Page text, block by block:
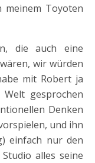
Toyoten
die auch eine
wir würden
mit Robert ja
gesprochen
Denken
und ihn
einfach nur den
alles seine